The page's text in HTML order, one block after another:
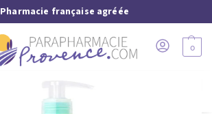
Pharmacie française agréée
0